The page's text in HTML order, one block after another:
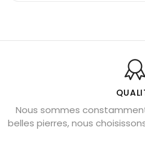
Bienfaits de la sélénite –
L’améthyste est-elle faite pour
Chrysocolle : pierre apaisante
Obsidienne dorée : vertus et
Nous sommes
belles pierres, nous